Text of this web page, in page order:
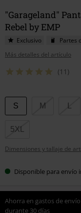
"Garageland"
Rebel by EMP
Exclusivo Partes
Más detalles del artículo
(11)
Elige
tu
talla
S M
5XL
Dimensiones y tallaje de
Disponible para envío
Ahorra en gastos de
durante 30 días